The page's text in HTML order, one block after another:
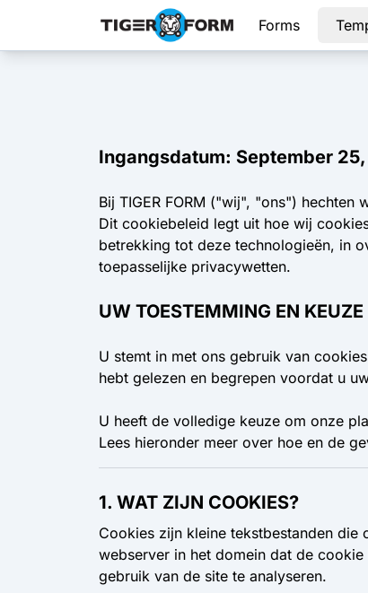
Forms
Ingangsdatum: September
Bij TIGER FORM ("wij", "ons")
Dit cookiebeleid legt uit hoe wij
betrekking tot deze technologieën, in
toepasselijke privacywetten.
UW TOESTEMMING EN KEUZE
U stemt in met ons gebruik van
hebt gelezen en begrepen voordat u
U heeft de volledige keuze om onze
Lees hieronder meer over hoe en de
1. WAT ZIJN COOKIES?
Cookies zijn kleine tekstbestanden
webserver in het domein dat de
gebruik van de site te analyseren.